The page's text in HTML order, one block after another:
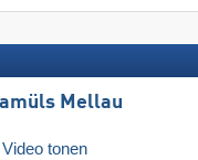
Mellau
tonen